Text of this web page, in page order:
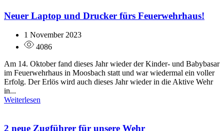
Neuer Laptop und Drucker fürs Feuerwehrhaus!
1 November 2023
4086
Am 14. Oktober fand dieses Jahr wieder der Kinder- und Babybasar
im Feuerwehrhaus in Moosbach statt und war wiedermal ein voller
Erfolg. Der Erlös wird auch dieses Jahr wieder in die Aktive Wehr
in...
Weiterlesen
2 neue Zugführer für unsere Wehr